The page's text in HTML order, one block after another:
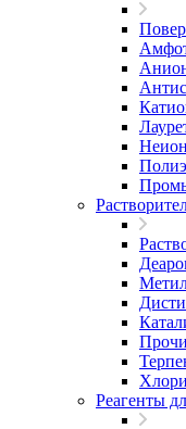
Реагенты